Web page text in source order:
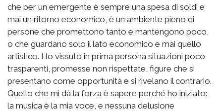
che per un emergente è sempre una spesa di soldi e
mai un ritorno economico, è un ambiente pieno di
persone che promettono tanto e mantengono poco,
o che guardano solo il lato economico e mai quello
artistico. Ho vissuto in prima persona situazioni poco
trasparenti, promesse non rispettate, figure che si
presentano come opportunità e si rivelano il contrario.
Quello che mi dà la forza è sapere perché ho iniziato:
la musica è la mia voce, e nessuna delusione